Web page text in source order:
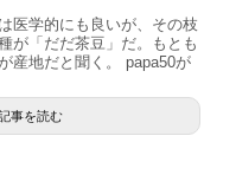
医学的にも良いが、その枝
が「だだ茶豆」だ。もとも
産地だと聞く。 papa50が
事を読む